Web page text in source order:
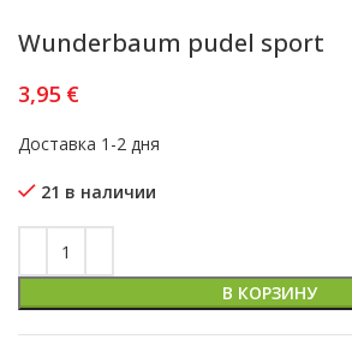
Wunderbaum pudel sport
3,95 €
Доставка 1-2 дня
21 в наличии
В КОРЗИНУ